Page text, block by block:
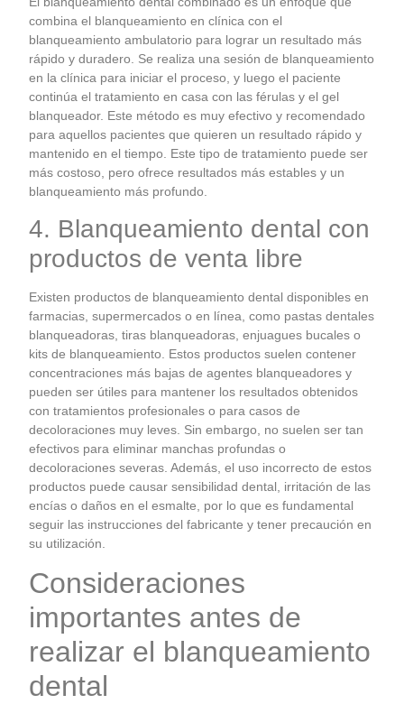
combina el blanqueamiento en clínica con el
blanqueamiento ambulatorio para lograr un resultado más
rápido y duradero. Se realiza una sesión de blanqueamiento
en la clínica para iniciar el proceso, y luego el paciente
continúa el tratamiento en casa con las férulas y el gel
blanqueador. Este método es muy efectivo y recomendado
para aquellos pacientes que quieren un resultado rápido y
mantenido en el tiempo. Este tipo de tratamiento puede ser
más costoso, pero ofrece resultados más estables y un
blanqueamiento más profundo.
4. Blanqueamiento dental con
productos de venta libre
Existen productos de blanqueamiento dental disponibles en
farmacias, supermercados o en línea, como pastas dentales
blanqueadoras, tiras blanqueadoras, enjuagues bucales o
kits de blanqueamiento. Estos productos suelen contener
concentraciones más bajas de agentes blanqueadores y
pueden ser útiles para mantener los resultados obtenidos
con tratamientos profesionales o para casos de
decoloraciones muy leves. Sin embargo, no suelen ser tan
efectivos para eliminar manchas profundas o
decoloraciones severas. Además, el uso incorrecto de estos
productos puede causar sensibilidad dental, irritación de las
encías o daños en el esmalte, por lo que es fundamental
seguir las instrucciones del fabricante y tener precaución en
su utilización.
Consideraciones
importantes antes de
realizar el blanqueamiento
dental